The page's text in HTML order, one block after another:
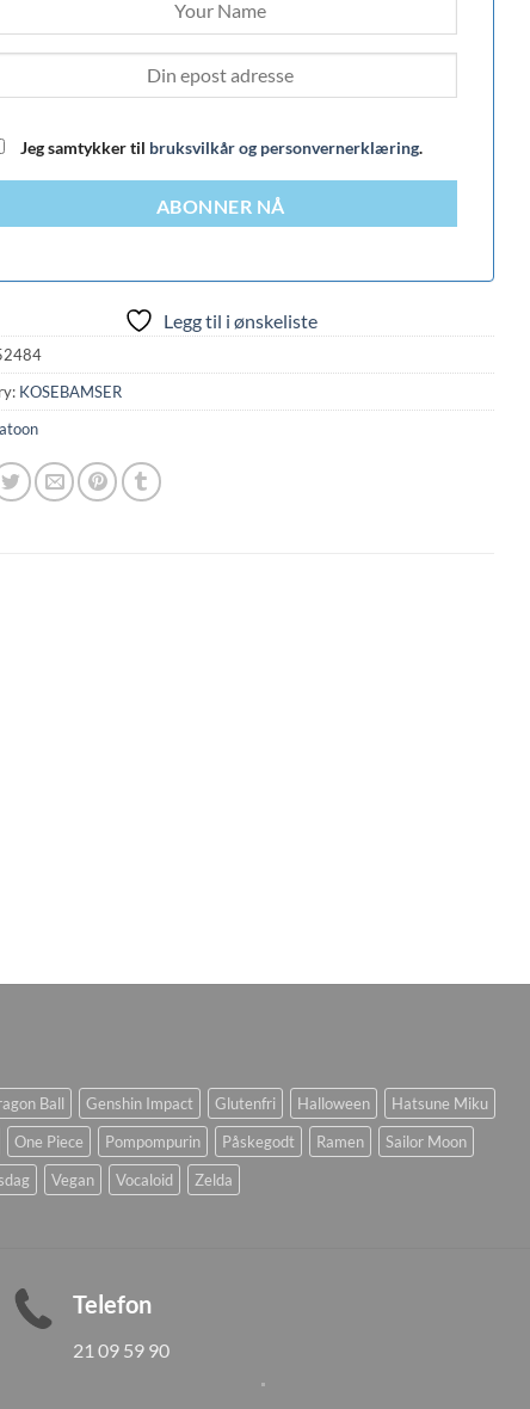
Jeg samtykker til bruksvilkår og personvernerklæring.
ABONNER NÅ
Legg til i ønskeliste
KOSEBAMSER
Ball Genshin Impact Glutenfri Halloween
Hatsune Miku
One Piece Pompompurin Påskegodt Ramen
Sailor Moon
Vegan Vocaloid Zelda
Telefon
21 09 59 90